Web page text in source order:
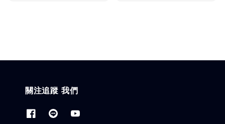
關注追蹤 我們